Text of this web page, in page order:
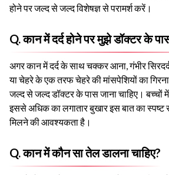
होने पर जल्द से जल्द विशेषज्ञ से परामर्श करें।
Q. कान में दर्द होने पर मुझे डॉक्टर के
अगर कान में दर्द के साथ चक्कर आना, गंभीर
या चेहरे के एक तरफ चेहरे की मांसपेशियों का
जल्द से जल्द डॉक्टर के पास जाना चाहिए। बच्चों
इससे अधिक का लगातार बुखार इस बात का
मिलने की आवश्यकता है।
Q. कान में कौन सा तेल डालना चाहिए?